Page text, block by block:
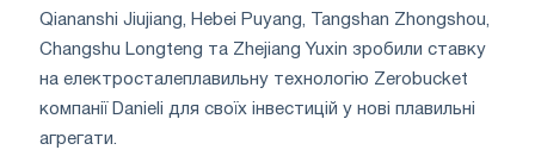
Qiananshi Jiujiang, Hebei Puyang, Tangshan Zhongshou,
Changshu Longteng та Zhejiang Yuxin зробили ставку
на електросталеплавильну технологію Zerobucket
компанії Danieli для своїх інвестицій у нові плавильні
агрегати.